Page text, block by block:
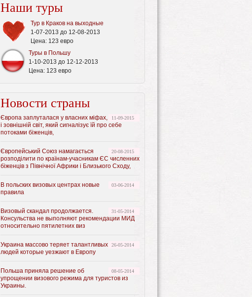
Наши туры
Тур в Краков на выходные
1-07-2013 до 12-08-2013
Цена: 123 евро
Туры в Польшу
1-10-2013 до 12-12-2013
Цена: 123 евро
Новости страны
11-09-2015
Європа заплуталася у власних міфах,
і зовнішній світ, який сигналізує їй про себе
потоками біженців,
20-08-2015
Європейський Союз намагається
розподілити по країнам-учасникам ЄС численних
біженців з Північної Африки і Близького Сходу,
03-06-2014
В польских визовых центрах новые
правила
31-05-2014
Визовый скандал продолжается.
Консульства не выполняют рекомендации МИД
относительно пятилетних виз
26-05-2014
Украина массово теряет талантливых
людей которые уезжают в Европу
08-05-2014
Польша приняла решение об
упрощении визового режима для туристов из
Украины.